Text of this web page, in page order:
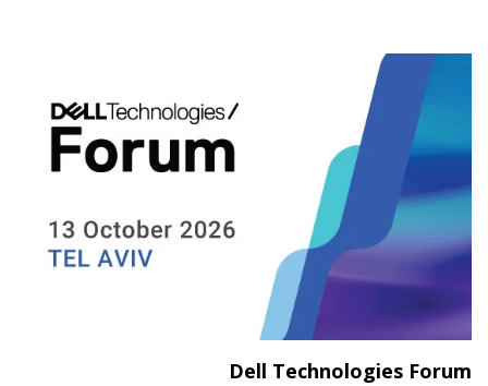
Dell Technologies Forum